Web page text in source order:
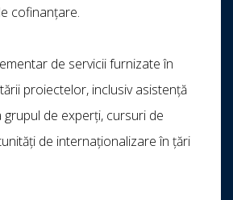
cofinanțare.
de servicii furnizate în
proiectelor, inclusiv asistență
grupul de experți, cursuri de
de internaționalizare în țări